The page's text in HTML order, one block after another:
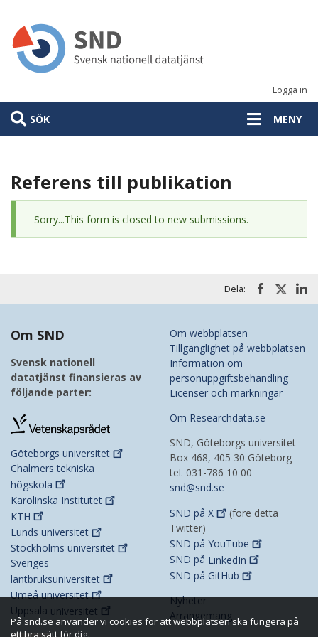
huvudinnehåll
Logga in
SÖK MENY
Referens till publikation
Statusmeddelande
Sorry...This form is closed to new submissions.
Dela:
Om SND
Svensk nationell
datatjänst finansieras av
följande parter:
Göteborgs universitet
Chalmers tekniska
högskola
Karolinska Institutet
KTH
Lunds universitet
Stockholms universitet
Sveriges
lantbruksuniversitet
Umeåuniversitet
Uppsala universitet
Om webbplatsen
Tillgänglighet på webbplatsen
Information om
personuppgiftsbehandling
Licenser och märkningar
Om Researchdata.se
SND, Göteborgs universitet
Box 468, 405 30 Göteborg
tel. 031-786 10 00
snd@snd.se
SND på X
(före detta
Twitter)
SND på YouTube
SND på LinkedIn
SND på GitHub
Nyheter
Arrangemang
På snd.se använder vi cookies för att webbplatsen ska fungera på
ett bra sätt för dig.